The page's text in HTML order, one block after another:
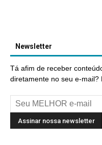
Newsletter
Tá afim de receber
diretamente no seu e-mail?